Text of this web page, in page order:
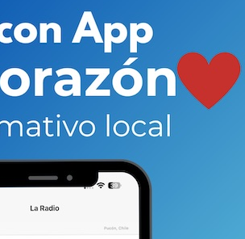
Lo que sí se conoció fue la
la iniciativa y adelantó que
la colaboración a esta
no sólo para que su labor
a nuestra industria sortear
redacción de La Voz…, el que a
medidas urgentes para